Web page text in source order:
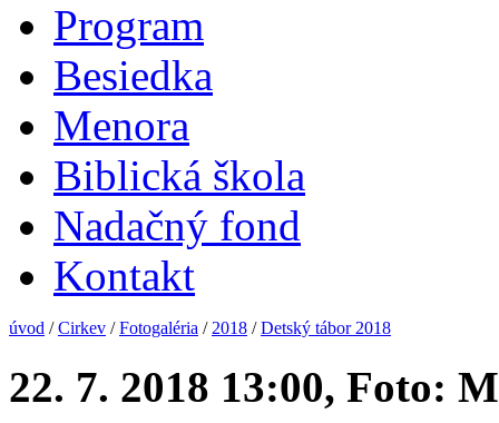
Program
Besiedka
Menora
Biblická škola
Nadačný fond
Kontakt
úvod /Cirkev /Fotogaléria / 2018 /Detský tábor 2018
22. 7. 2018 13:00, Foto: